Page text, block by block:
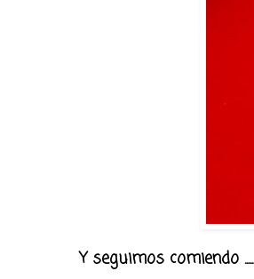
Y seguimos comiendo .....